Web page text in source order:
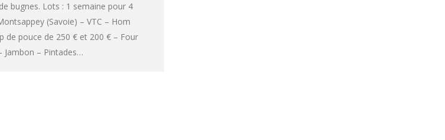
bugnes. Lots : 1 semaine pour 4
(Savoie) – VTC – Hom
de pouce de 250 € et 200 € – Four
Jambon – Pintades…